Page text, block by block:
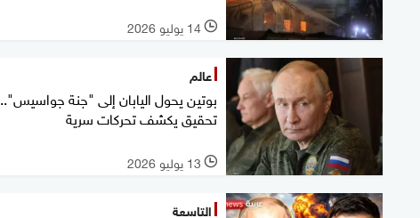
l 14 يوليو 2026
عالم
بوتين يحول اليابان إلى "جنة جواسيس"..
تحقيق يكشف تحركات سرية
l 13 يوليو 2026
التاسعة